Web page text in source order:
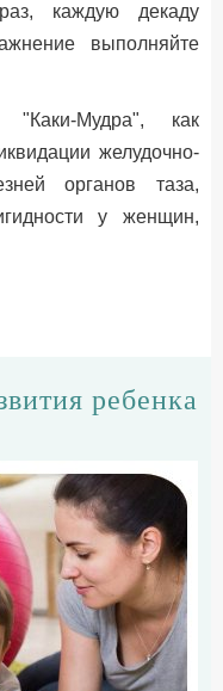
каждую декаду
выполняйте
"Каки-Мудра", как
желудочно-
органов таза,
у женщин,
ребенка